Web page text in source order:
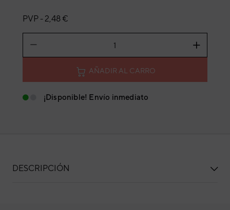
PVP - 2,48 €
AÑADIR AL CARRO
¡Disponible! Envío inmediato
DESCRIPCIÓN